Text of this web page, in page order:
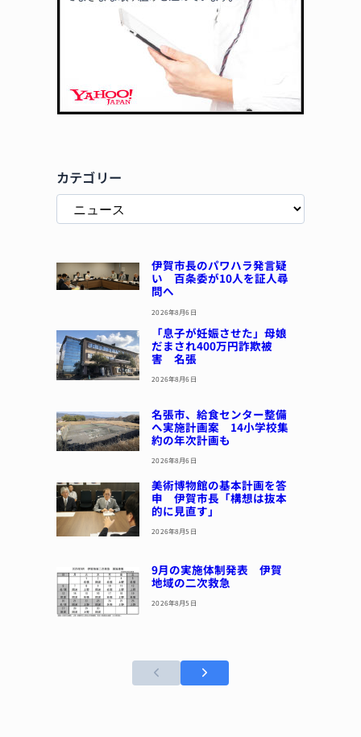
カテゴリー
伊賀市長のパワハラ発言疑
い 百条委が10人を証人尋
問へ
2026年8月6日
「息子が妊娠させた」母娘
だまされ400万円詐欺被
害 名張
2026年8月6日
名張市、給食センター整備
へ実施計画案 14小学校集
約の年次計画も
2026年8月6日
美術博物館の基本計画を答
申 伊賀市長「構想は抜本
的に見直す」
2026年8月5日
9月の実施体制発表 伊賀
地域の二次救急
2026年8月5日